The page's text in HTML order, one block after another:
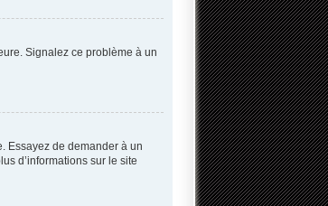
Signalez ce problème à un
Essayez de demander à un
d’informations sur le site